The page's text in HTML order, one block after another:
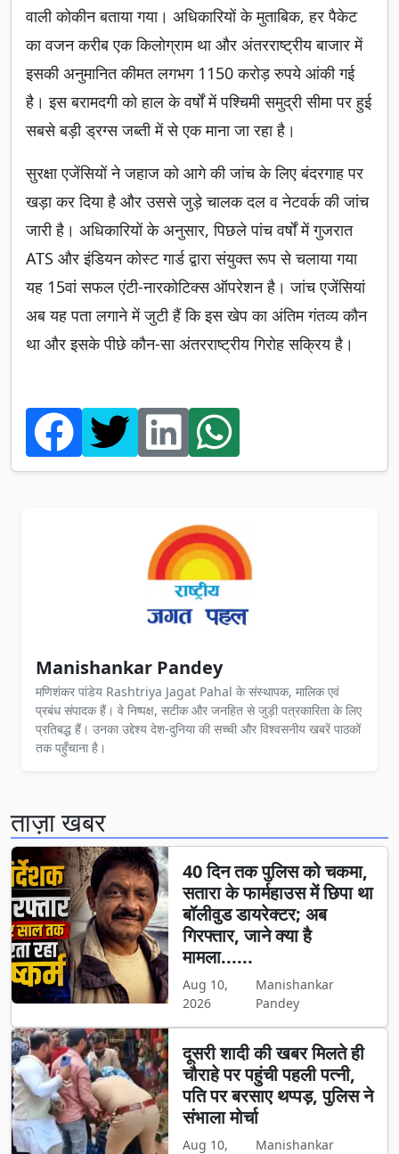
वाली कोकीन बताया गया। अधिकारियों के मुताबिक, हर पैकेट
का वजन करीब एक किलोग्राम था और अंतरराष्ट्रीय बाजार में
इसकी अनुमानित कीमत लगभग 1150 करोड़ रुपये आंकी गई
है। इस बरामदगी को हाल के वर्षों में पश्चिमी समुद्री सीमा पर हुई
सबसे बड़ी ड्रग्स जब्ती में से एक माना जा रहा है।
सुरक्षा एजेंसियों ने जहाज को आगे की जांच के लिए बंदरगाह पर
खड़ा कर दिया है और उससे जुड़े चालक दल व नेटवर्क की जांच
जारी है। अधिकारियों के अनुसार, पिछले पांच वर्षों में गुजरात
ATS और इंडियन कोस्ट गार्ड द्वारा संयुक्त रूप से चलाया गया
यह 15वां सफल एंटी-नारकोटिक्स ऑपरेशन है। जांच एजेंसियां
अब यह पता लगाने में जुटी हैं कि इस खेप का अंतिम गंतव्य कौन
था और इसके पीछे कौन-सा अंतरराष्ट्रीय गिरोह सक्रिय है।
Manishankar Pandey
मणिशंकर पांडेय Rashtriya Jagat Pahal के संस्थापक, मालिक एवं
प्रबंध संपादक हैं। वे निष्पक्ष, सटीक और जनहित से जुड़ी पत्रकारिता के लिए
प्रतिबद्ध हैं। उनका उद्देश्य देश-दुनिया की सच्ची और विश्वसनीय खबरें पाठकों
तक पहुँचाना है।
ताज़ा खबर
40 दिन तक पुलिस को चकमा,
सतारा के फार्महाउस में छिपा था
बॉलीवुड डायरेक्टर; अब
गिरफ्तार, जाने क्या है
मामला......
Aug 10,
2026
Manishankar
Pandey
दूसरी शादी की खबर मिलते ही
चौराहे पर पहुंची पहली पत्नी,
पति पर बरसाए थप्पड़, पुलिस ने
संभाला मोर्चा
Aug 10,
Manishankar